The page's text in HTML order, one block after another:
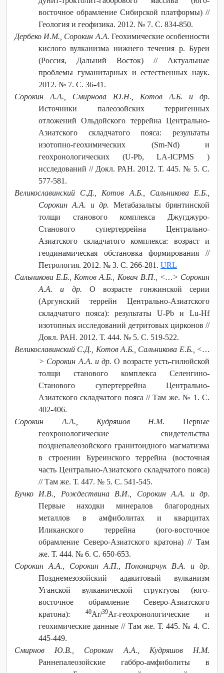
восточное обрамление Сибирской платформы) //
Геология и геофизика. 2012. № 7. С. 834-850.
Дербеко И.М., Сорокин A.A. Геохимические особенности
кислого вулканизма нижнего течения р. Буреи
(Россия, Дальний Восток) // Актуальные
проблемы гуманитарных и естественных наук.
2012. № 7. С. 36-41.
Сорокин А.А., Смирнова Ю.Н., Котов А.Б. и др.
Источники палеозойских терригенных
отложений Ольдойского террейна Центрально-
Азиатского складчатого пояса: результаты
изотопно-геохимических (Sm-Nd) и
геохронологических (U-Pb, LA-ICPMS )
исследований // Докл. РАН. 2012. Т. 445. № 5. С.
577-581.
Великославинский С.Д., Котов А.Б., Сальникова Е.Б.,
Сорокин А.А. и др. Метабазальты брянтинской
толщи станового комплекса Джугджуро-
Станового супертеррейна Центрально-
Азиатского складчатого комплекса: возраст и
геодинамическая обстановка формирования //
Петрология. 2012. № 3. С. 266-281. URL
Сальникова Е.Б., Котов А.Б., Ковач В.П., ˂…˃ Сорокин
А.А. и др. О возрасте гонжинской серии
(Аргунский террейн Центрально-Азиатского
складчатого пояса): результаты U-Pb и Lu-Hf
изотопных исследований детритовых цирконов //
Докл. РАН. 2012. Т. 444. № 5. С. 519-522.
Великославинский С.Д., Котов А.Б., Сальникова Е.Б., ˂…
˃ Сорокин А.А. и др.О возрасте усть-гилюйской
толщи станового комплекса Селенгино-
Станового супертеррейна Центрально-
Азиатского складчатого пояса // Там же. № 1. С.
402-406.
Сорокин А.А., Кудряшов Н.М. Первые
геохронологические свидетельства
позднепалеозойского гранитоидного магматизма
в строении Буреинского террейна (восточная
часть Центрально-Азиатского складчатого пояса)
// Там же. Т. 447. № 5. С. 541-545.
Бучко И.В., Рождествина В.И., Сорокин А.А. и др.
Первые находки минералов благородных
металлов в амфиболитах и кварцитах
Иликанского террейна (юго-восточное
обрамление Северо-Азиатского кратона) // Там
же. Т. 444. № 6. С. 650-653.
Сорокин А.А., Сорокин А.П., Пономарчук В.А. и др.
Позднемезозойский адакитовый вулканизм
Уганской вулканической структуоы (юго-
восточное обрамление Северо-Азиатского
кратона): 40Ar/39Ar-геохронологические и
геохимические данные // Там же. Т. 445. № 4. С.
445-449.
Смирнов Ю.В., Сорокин A.A., Кудряшов Н.М.
Раннепалеозойские габбро-амфиболиты в